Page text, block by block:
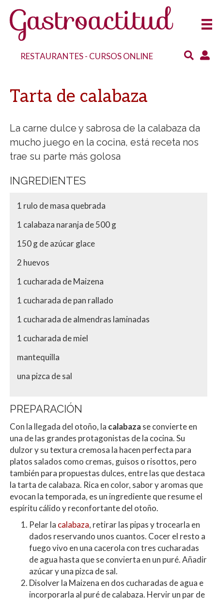
RESTAURANTES- CURSOS ONLINE
Tarta de calabaza
La carne dulce y sabrosa de la calabaza da
mucho juego en la cocina, está receta nos
trae su parte más golosa
INGREDIENTES
1 rulo de masa quebrada
1 calabaza naranja de 500 g
150 g de azúcar glace
2 huevos
1 cucharada de Maizena
1 cucharada de pan rallado
1 cucharada de almendras laminadas
1 cucharada de miel
mantequilla
una pizca de sal
PREPARACIÓN
Con la llegada del otoño, la calabazase convierte en
una de las grandes protagonistas de la cocina. Su
dulzor y su textura cremosa la hacen perfecta para
platos salados como cremas, guisos o risottos, pero
también para propuestas dulces, entre las que destaca
la tarta de calabaza. Rica en color, sabor y aromas que
evocan la temporada, es un ingrediente que resume el
espíritu cálido y reconfortante del otoño.
Pelar la calabaza, retirar las pipas y trocearla en
dados reservando unos cuantos. Cocer el resto a
fuego vivo en una cacerola con tres cucharadas
de agua hasta que se convierta en un puré. Añadir
azúcar y una pizca de sal.
Disolver la Maizena en dos cucharadas de agua e
incorporarla al puré de calabaza. Hervir un par de